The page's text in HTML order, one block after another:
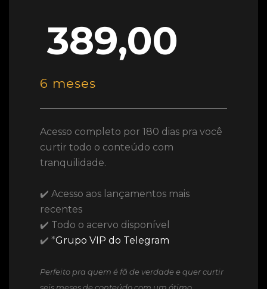
389,00
6 meses
Acesso completo por 180 dias pra você
curtir todo o conteúdo com
tranquilidade.
✔️ Acesso aos lançamentos mais
recentes
✔️ Todo o acervo disponível
✔️ *Grupo VIP do Telegram
Perfeito pra quem é fã de verdade e quer curtir